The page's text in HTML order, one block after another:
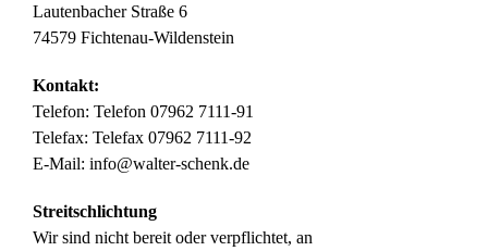
Lautenbacher Straße 6
74579 Fichtenau-Wildenstein
Kontakt:
Telefon: Telefon 07962 7111-91
Telefax: Telefax 07962 7111-92
E-Mail: info@walter-schenk.de
Streitschlichtung
Wir sind nicht bereit oder verpflichtet, an